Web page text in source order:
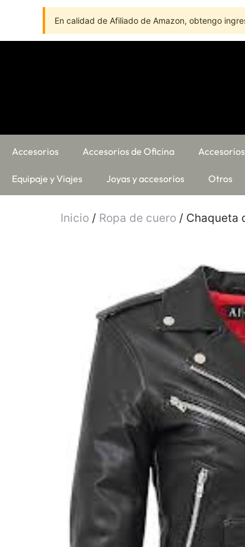
En calidad de Afiliado de Amazon, obtengo
Accesorios Accesorios de Oficina
Equipaje y Viajes Joyas y accesorios Otros
Inicio / Ropa de cuero / Chaqueta